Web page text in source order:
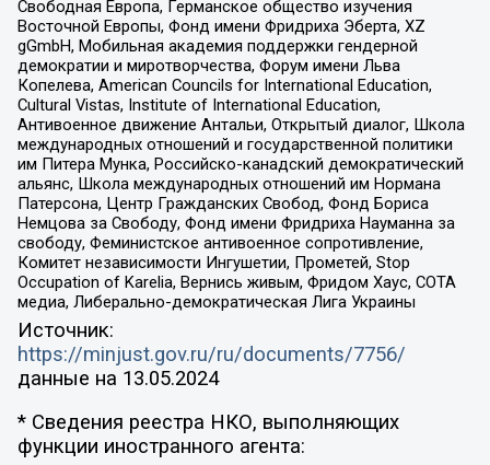
Свободная Европа, Германское общество изучения
Восточной Европы, Фонд имени Фридриха Эберта, XZ
gGmbH, Мобильная академия поддержки гендерной
демократии и миротворчества, Форум имени Льва
Копелева, American Councils for International Education,
Cultural Vistas, Institute of International Education,
Антивоенное движение Антальи, Открытый диалог, Школа
международных отношений и государственной политики
им Питера Мунка, Российско-канадский демократический
альянс, Школа международных отношений им Нормана
Патерсона, Центр Гражданских Свобод, Фонд Бориса
Немцова за Свободу, Фонд имени Фридриха Науманна за
свободу, Феминистское антивоенное сопротивление,
Комитет независимости Ингушетии, Прометей, Stop
Occupation of Karelia, Вернись живым, Фридом Хаус, СОТА
медиа, Либерально-демократическая Лига Украины
Источник:
https://minjust.gov.ru/ru/documents/7756/
данные на 13.05.2024
* Сведения реестра НКО, выполняющих
функции иностранного агента: